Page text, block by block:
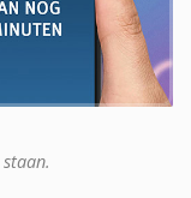
staan.